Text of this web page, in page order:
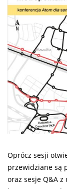
Oprócz sesji
przewidziane są
oraz sesje Q&A z